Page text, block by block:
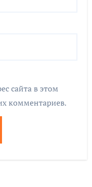
сайта в этом
комментариев.